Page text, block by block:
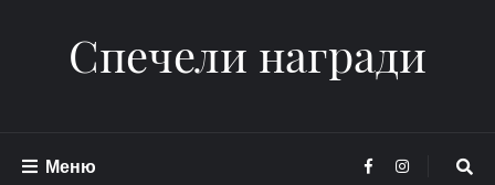
Спечели награди
Меню